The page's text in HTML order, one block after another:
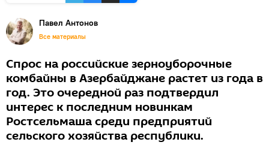
Павел Антонов
Все материалы
Спрос на российские зерноуборочные
комбайны в Азербайджане растет из года в
год. Это очередной раз подтвердил
интерес к последним новинкам
Ростсельмаша среди предприятий
сельского хозяйства республики.